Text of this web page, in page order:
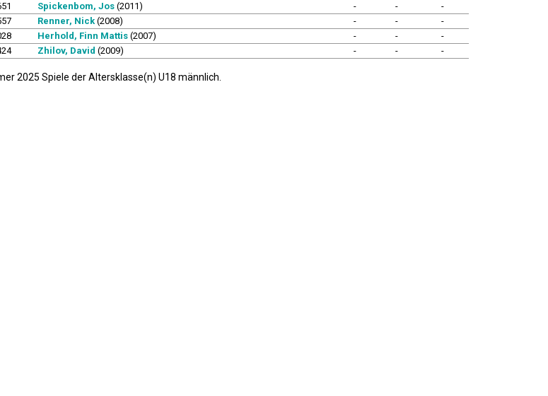
Spickenbom, Jos (2011) - -
-
Renner, Nick(2008) - -
-
Herhold, Finn Mattis (2007) - -
-
Zhilov, David (2009) - - -
2025 Spiele der Altersklasse(n) U18 männlich.